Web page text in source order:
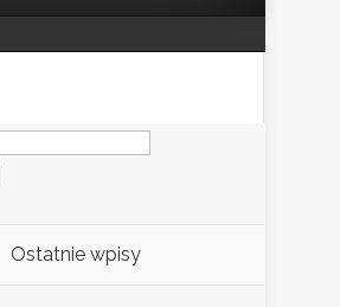
Ostatnie wpisy